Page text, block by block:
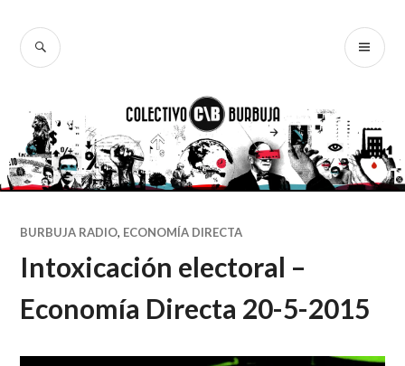
contenido
BUSCAR
BURBUJA RADIO, ECONOMÍA DIRECTA
Intoxicación electoral –
Economía Directa 20-5-2015